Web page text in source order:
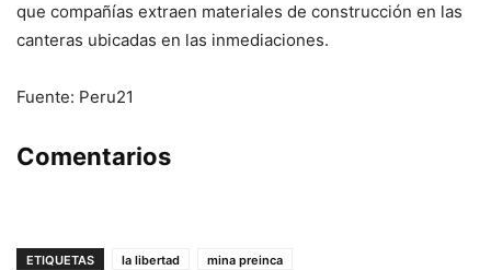
que compañías extraen materiales de construcción en las
canteras ubicadas en las inmediaciones.
Fuente: Peru21
Comentarios
ETIQUETAS la libertad mina preinca